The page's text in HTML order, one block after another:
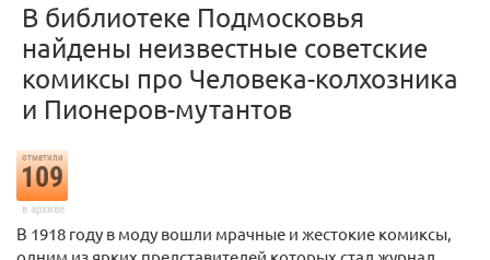
В библиотеке Подмосковья
найдены неизвестные советские
комиксы про Человека-колхозника
и Пионеров-мутантов
отметили
109
в архиве
В 1918 году в моду вошли мрачные и жестокие комиксы,